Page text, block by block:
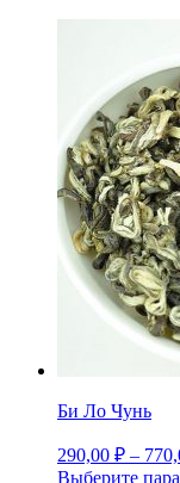
Би Ло Чунь
290,00 ₽ –
Выберите